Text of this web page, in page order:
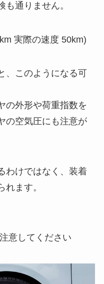
通りません。
実際の速度 50km)
、このようになる可
の外形や荷重指数を
の空気圧にも注意が
わけではなく、装着
ます。
意してください